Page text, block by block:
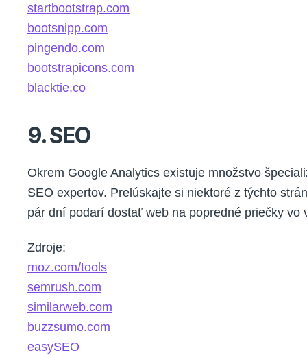
startbootstrap.com
bootsnipp.com
pingendo.com
bootstrapicons.com
blacktie.co
9. SEO
Okrem Google Analytics existuje množstvo
SEO expertov. Prelúskajte si niektoré z týchto
pár dní podarí dostať web na popredné priečky vo
Zdroje:
moz.com/tools
semrush.com
similarweb.com
buzzsumo.com
easySEO